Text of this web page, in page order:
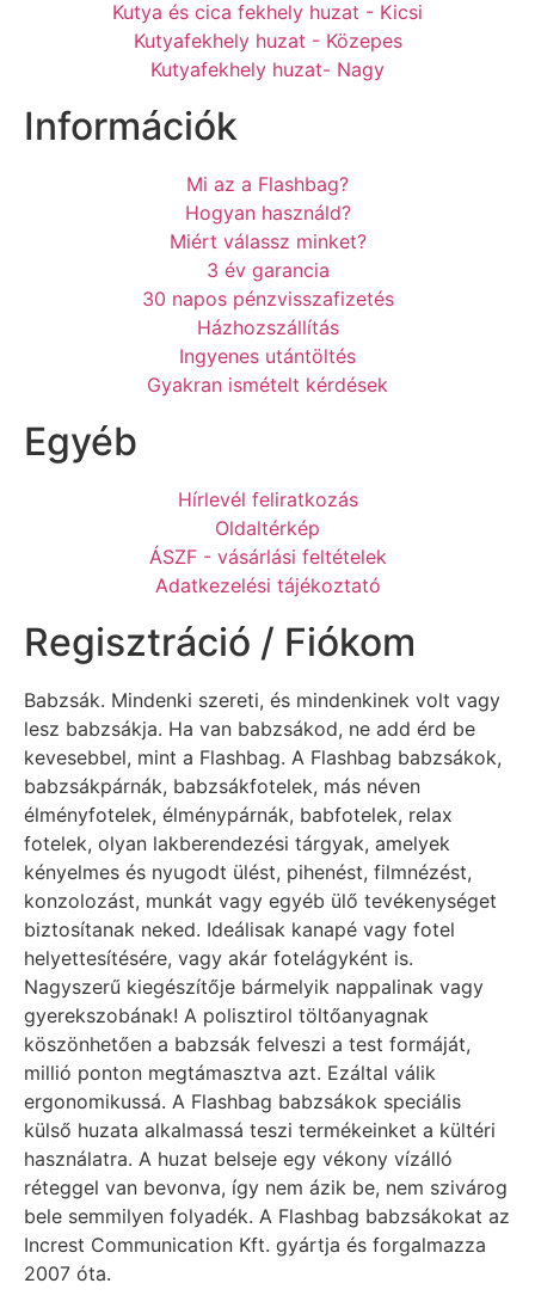
Kutya és cica fekhely huzat - Kicsi
Kutyafekhely huzat - Közepes
Kutyafekhely huzat- Nagy
Információk
Mi az a Flashbag?
Hogyan használd?
Miért válassz minket?
3 év garancia
30 napos pénzvisszafizetés
Házhozszállítás
Ingyenes utántöltés
Gyakran ismételt kérdések
Egyéb
Hírlevél feliratkozás
Oldaltérkép
ÁSZF - vásárlási feltételek
Adatkezelési tájékoztató
Regisztráció / Fiókom
Babzsák. Mindenki szereti, és mindenkinek volt vagy
lesz babzsákja. Ha van babzsákod, ne add érd be
kevesebbel, mint a Flashbag. A Flashbag babzsákok,
babzsákpárnák, babzsákfotelek, más néven
élményfotelek, élménypárnák, babfotelek, relax
fotelek, olyan lakberendezési tárgyak, amelyek
kényelmes és nyugodt ülést, pihenést, filmnézést,
konzolozást, munkát vagy egyéb ülő tevékenységet
biztosítanak neked. Ideálisak kanapé vagy fotel
helyettesítésére, vagy akár fotelágyként is.
Nagyszerű kiegészítője bármelyik nappalinak vagy
gyerekszobának! A polisztirol töltőanyagnak
köszönhetően a babzsák felveszi a test formáját,
millió ponton megtámasztva azt. Ezáltal válik
ergonomikussá. A Flashbag babzsákok speciális
külső huzata alkalmassá teszi termékeinket a kültéri
használatra. A huzat belseje egy vékony vízálló
réteggel van bevonva, így nem ázik be, nem szivárog
bele semmilyen folyadék. A Flashbag babzsákokat az
Increst Communication Kft. gyártja és forgalmazza
2007 óta.